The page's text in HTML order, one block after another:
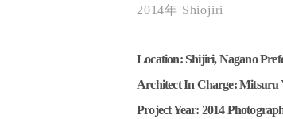
2014年 Shiojiri
Location: Shijiri, Nagano
Architect In Charge: Mitsuru
Project Year: 2014